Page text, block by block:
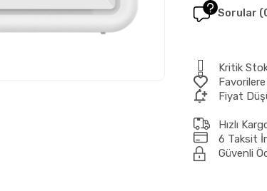
Sorular
Kritik
Favorilere
Fiyat
Hızlı
6 Taksit
Güvenli